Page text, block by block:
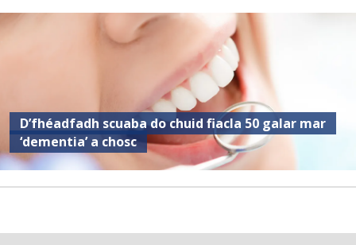
D’fhéadfadh scuaba do chuid fiacla 50 galar mar
‘dementia’ a chosc